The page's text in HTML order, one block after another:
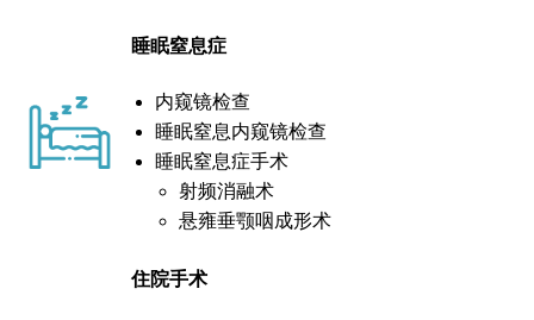
睡眠窒息症
内窥镜检查
睡眠窒息内窥镜检查
睡眠窒息症手术
射频消融术
悬雍垂颚咽成形术
住院手术